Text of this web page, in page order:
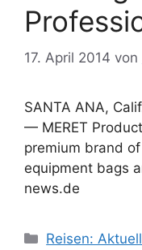
17. April 2014 von
SANTA ANA,
— MERET
premium brand
equipment bags
news.de
Kategorien
Reisen: